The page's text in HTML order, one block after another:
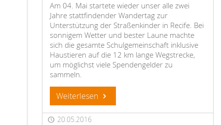
Am 04. Mai startete wieder unser alle zwei
Jahre stattfindender Wandertag zur
Unterstützung der Straßenkinder in Recife. Bei
sonnigem Wetter und bester Laune machte
sich die gesamte Schulgemeinschaft inklusive
Haustieren auf die 12 km lange Wegstrecke,
um möglichst viele Spendengelder zu
sammeln.
Weiterlesen
20.05.2016